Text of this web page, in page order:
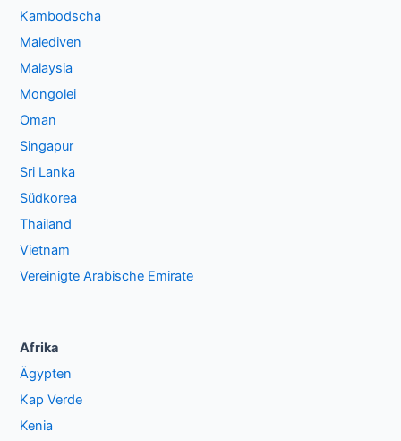
Kambodscha
Malediven
Malaysia
Mongolei
Oman
Singapur
Sri Lanka
Südkorea
Thailand
Vietnam
Vereinigte Arabische Emirate
Afrika
Ägypten
Kap Verde
Kenia